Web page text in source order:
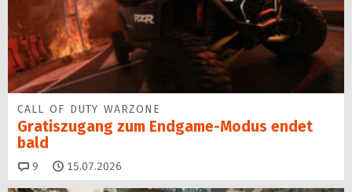
CALL OF DUTY WARZONE
Gratiszugang zum Endgame-Modus endet
bald
9 Kommentare
15.07.2026